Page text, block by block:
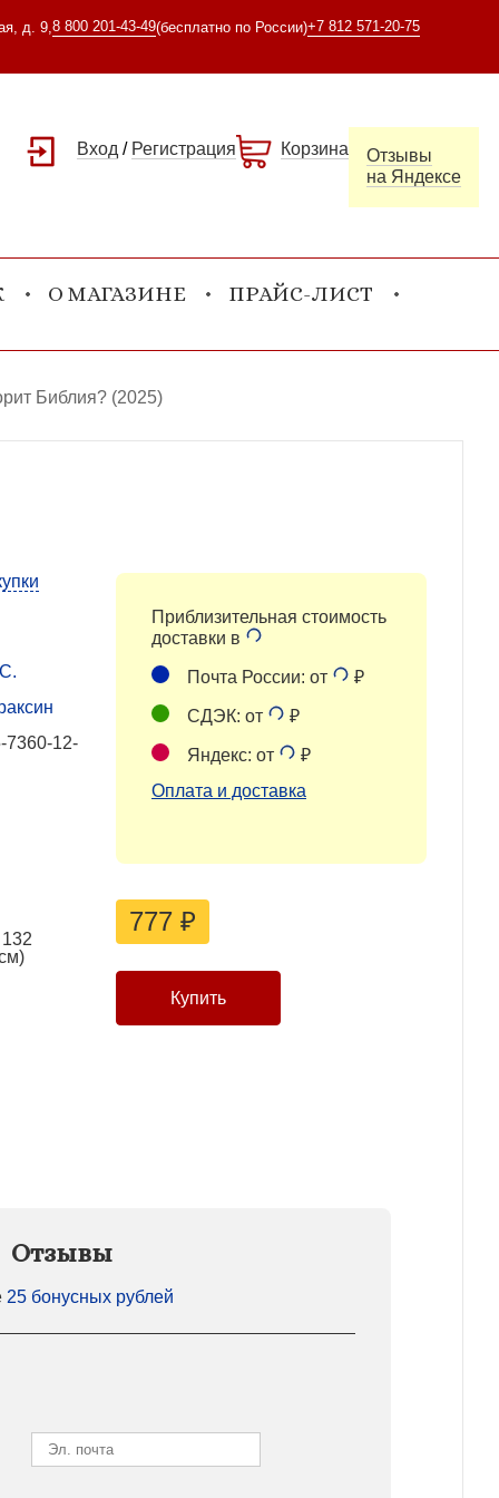
д. 9, 8 800 201-43-49(бесплатно по России)+7 812 571-20-75
Вход / Регистрация Корзина
Отзывы
на Яндексе
О МАГАЗИНЕ ПРАЙС-ЛИСТ
Библия? (2025)
7360-12-
Приблизительная стоимость
доставки в
Почта России: от ₽
СДЭК: от ₽
Яндекс: от
₽
Оплата и доставка
777 ₽
Отзывы
25 бонусных рублей